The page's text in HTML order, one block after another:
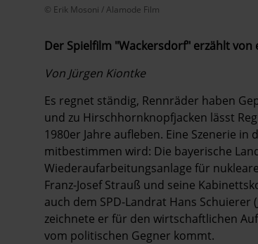
© Erik Mosoni / Alamode Film
Der Spielfilm "Wackersdorf" erzählt
Von Jürgen Kiontke
Es regnet ständig, Rennräder haben
und zu Hirschhornknopfjacken lässt
1980er Jahre aufleben. Eine Szenerie
mitbestimmen wird: Die bayerische
Wiederaufarbeitungsanlage für
Franz-Josef Strauß und seine
auch dem SPD-Landrat Hans
zeichnete er für den wirtschaftlichen
vom politischen Gegner kommt.